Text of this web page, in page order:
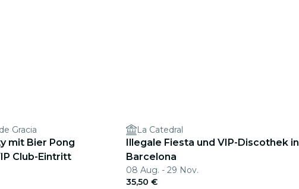
Gracia
mit Bier Pong
Club-Eintritt
La Catedral
Illegale Fiesta und VIP-Discothek in
Barcelona
08 Aug. - 29 Nov.
35,50 €